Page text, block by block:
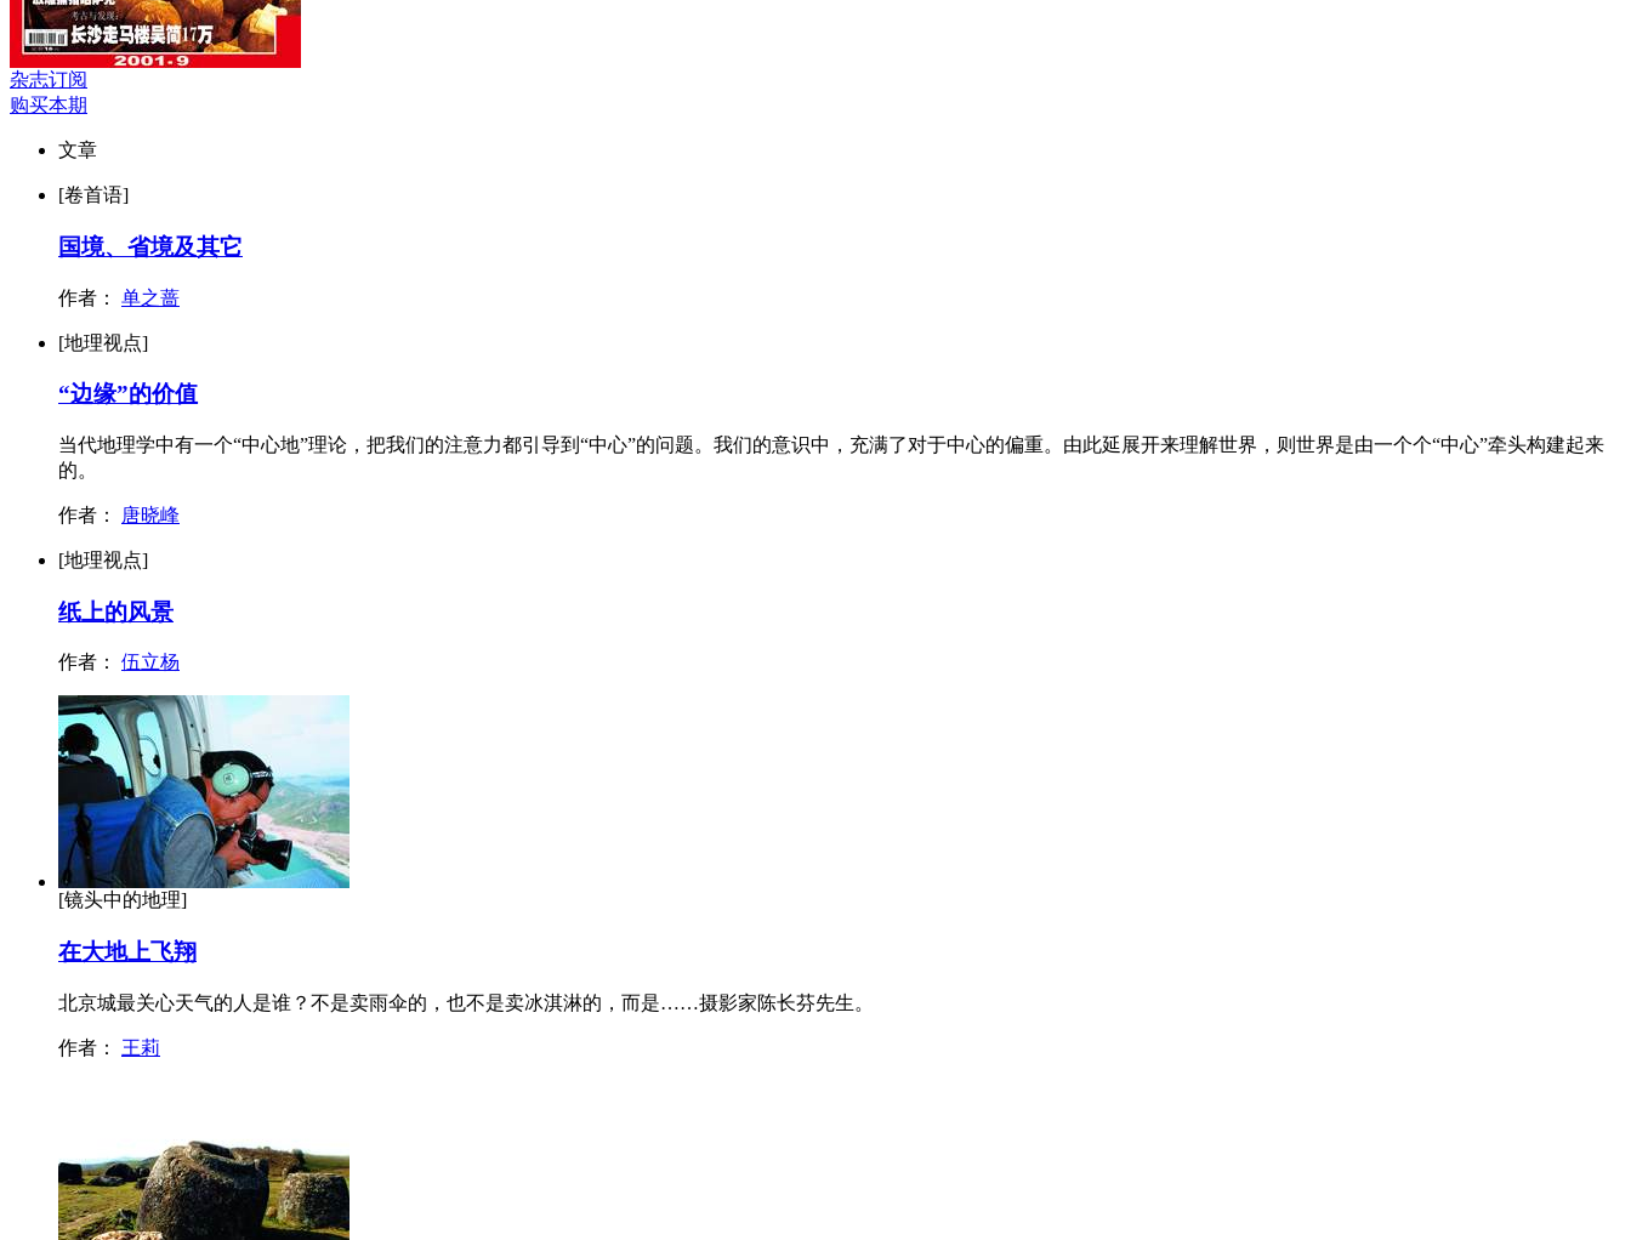
杂志订阅
购买本期
文章
[卷首语]
国境、省境及其它
作者： 单之蔷
[地理视点]
“边缘”的价值
当代地理学中有一个“中心地”理论，把我们的注意力都引导到“中心”的问题。我们的意识中，充满了对于中心的偏重。由此延展开来理解世界，则世界是由一个个“中心”牵头构建起来
的。
作者： 唐晓峰
[地理视点]
纸上的风景
作者： 伍立杨
[镜头中的地理]
在大地上飞翔
北京城最关心天气的人是谁？不是卖雨伞的，也不是卖冰淇淋的，而是……摄影家陈长芬先生。
作者： 王莉